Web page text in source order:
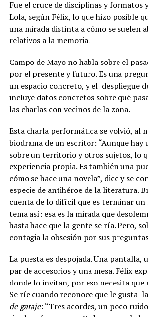
Fue el cruce de disciplinas y formatos
Lola, según Félix, lo que hizo posible
una mirada distinta a cómo se suelen
relativos a la memoria.
Campo de Mayo no habla sobre el
por el presente y futuro. Es una
un espacio concreto, y el despliegue
incluye datos concretos sobre qué
las charlas con vecinos de la zona.
Esta charla performática se volvió, al
biodrama de un escritor: “Aunque hay
sobre un territorio y otros sujetos, lo
experiencia propia. Es también una
cómo se hace una novela”, dice y se
especie de antihéroe de la literatura.
cuenta de lo difícil que es terminar un
tema así: esa es la mirada que
hasta hace que la gente se ría. Pero,
contagia la obsesión por sus
La puesta es despojada. Una pantalla,
par de accesorios y una mesa. Félix
donde lo invitan, por eso necesita que
Se ríe cuando reconoce que le gusta
de garaje: “Tres acordes, un poco